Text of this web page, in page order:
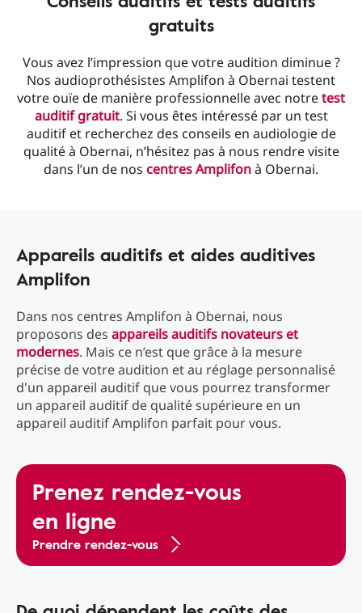
gratuits
Vous avez l’impression que votre audition diminue ?
Nos audioprothésistes Amplifon à Obernai testent
votre ouïe de manière professionnelle avec notretest
auditif gratuit. Si vous êtes intéressé par un test
auditif et recherchez des conseils en audiologie de
qualité à Obernai, n’hésitez pas à nous rendre visite
dans l’un de nos centres Amplifonà Obernai.
Appareils auditifs et aides auditives
Amplifon
Dans nos centres Amplifon à Obernai, nous
proposons des appareils auditifs novateurs et
modernes. Mais ce n’est que grâce à la mesure
précise de votre audition et au réglage personnalisé
d'un appareil auditif que vous pourrez transformer
un appareil auditif de qualité supérieure en un
appareil auditif Amplifon parfait pour vous.
Prenez rendez-vous
en ligne
Prendre rendez-vous